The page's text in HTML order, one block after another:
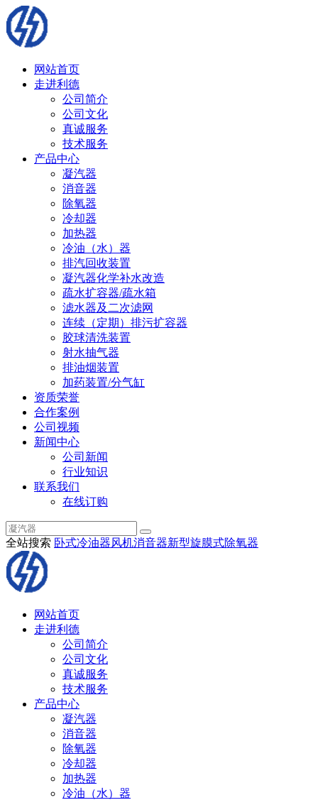
网站首页
走进利德
公司简介
公司文化
真诚服务
技术服务
产品中心
凝汽器
消音器
除氧器
冷却器
加热器
冷油（水）器
排汽回收装置
凝汽器化学补水改造
疏水扩容器/疏水箱
滤水器及二次滤网
连续（定期）排污扩容器
胶球清洗装置
射水抽气器
排油烟装置
加药装置/分气缸
资质荣誉
合作案例
公司视频
新闻中心
公司新闻
行业知识
联系我们
在线订购
全站搜索 卧式冷油器风机消音器新型旋膜式除氧器
网站首页
走进利德
公司简介
公司文化
真诚服务
技术服务
产品中心
凝汽器
消音器
除氧器
冷却器
加热器
冷油（水）器